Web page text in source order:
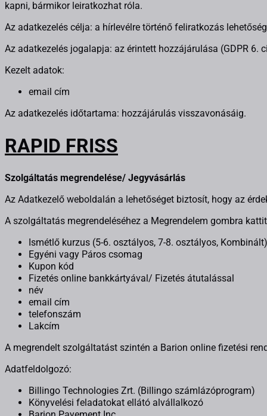
kapni, bármikor leiratkozhat róla.
Az adatkezelés célja: a hírlevélre történő feliratkozás
Az adatkezelés jogalapja: az érintett hozzájárulása (GDPR 6.
Kezelt adatok:
email cím
Az adatkezelés időtartama: hozzájárulás visszavonásáig.
RAPID FRISS
Szolgáltatás megrendelése/ Jegyvásárlás
Az Adatkezelő weboldalán a lehetőséget biztosít, hogy az
A szolgáltatás megrendeléséhez a Megrendelem gombra
Ismétlő kurzus (5-6. osztályos, 7-8. osztályos, Kombinált)
Egyéni vagy Páros csomag
Kupon kód
Fizetés online bankkártyával/ Fizetés átutalással
név
email cím
telefonszám
Lakcím
A megrendelt szolgáltatást szintén a Barion online fizetési
Adatfeldolgozó:
Billingo Technologies Zrt. (Billingo számlázóprogram)
Könyvelési feladatokat ellátó alvállalkozó